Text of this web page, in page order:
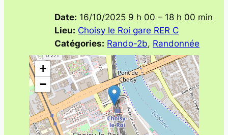
Date: 16/10/2025 9 h 00 – 18 h 00 min
Lieu: Choisy le Roi gare RER C
Catégories: Rando-2b, Randonnée
+
−